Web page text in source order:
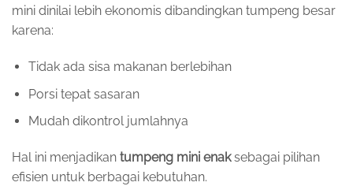
mini dinilai lebih ekonomis dibandingkan tumpeng besar
karena:
Tidak ada sisa makanan berlebihan
Porsi tepat sasaran
Mudah dikontrol jumlahnya
Hal ini menjadikan tumpeng mini enaksebagai pilihan
efisien untuk berbagai kebutuhan.